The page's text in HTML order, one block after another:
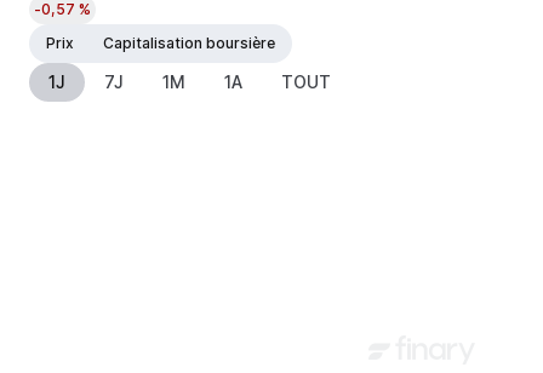
-0,57 %
Prix
Capitalisation boursière
1J 7J 1M 1A TOUT